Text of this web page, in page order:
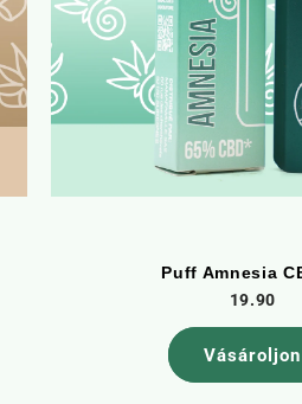
Puff Amnesia
19.90
Vásároljon